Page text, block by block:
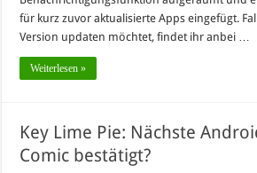
für kurz zuvor aktualisierte Apps eingefügt.
Version updaten möchtet, findet ihr anbei …
Weiterlesen »
Key Lime Pie: Nächste
Comic bestätigt?